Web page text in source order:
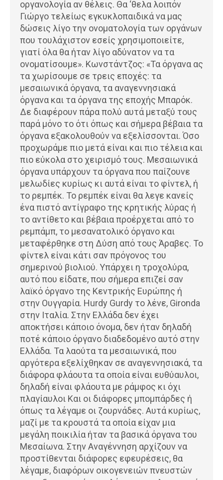
οργανολογία αν θέλεις. Θα ‘θελα λοιπόν
Γιώργο τελείως εγκυκλοπαιδικά να μας
δώσεις λίγο την ονοματολογία των οργάνων
που τουλάχιστον εσείς χρησιμοποιείτε,
γιατί όλα θα ήταν λίγο αδύνατον να τα
ονοματίσουμε». Κωνστάντζος: «Τα όργανα ας
τα χωρίσουμε σε τρεις εποχές: τα
μεσαιωνικά όργανα, τα αναγεννησιακά
όργανα και τα όργανα της εποχής Μπαρόκ.
Δε διαφέρουν πάρα πολύ αυτά μεταξύ τους
παρά μόνο το ότι όπως και σήμερα βέβαια τα
όργανα εξακολουθούν να εξελίσσονται. Όσο
προχωράμε πιο μετά είναι και πιο τέλεια και
πιο εύκολα στο χειρισμό τους. Μεσαιωνικά
όργανα υπάρχουν τα όργανα που παίζουνε
μελωδίες κυρίως κι αυτά είναι το φίντελ, ή
το ρεμπέκ. Το ρεμπέκ είναι θα λεγε κανείς
ένα πιστό αντίγραφο της κρητικής λύρας ή
το αντίθετο και βέβαια προέρχεται από το
ρεμπάμπ, το μεσανατολικό όργανο και
μεταφέρθηκε στη Δύση από τους Άραβες. Το
φίντελ είναι κάτι σαν πρόγονος του
σημερινού βιολιού. Υπάρχει η τροχολύρα,
αυτό που είδατε, που σήμερα επιζεί σαν
λαϊκό όργανο της Κεντρικής Ευρώπης ή
στην Ουγγαρία. Hurdy Gurdy το λένε, Gironda
στην Ιταλία. Στην Ελλάδα δεν έχει
αποκτήσει κάποιο όνομα, δεν ήταν δηλαδή
ποτέ κάποιο όργανο διαδεδομένο αυτό στην
Ελλάδα. Τα λαούτα τα μεσαιωνικά, που
αργότερα εξελίχθηκαν σε αναγεννησιακά, τα
διάφορα φλάουτα τα οποία είναι ευθύαυλοι,
δηλαδή είναι φλάουτα με ράμφος κι όχι
πλαγίαυλοι Και οι διάφορες μπομπάρδες ή
όπως τα λέγαμε οι ζουρνάδες. Αυτά κυρίως,
μαζί με τα κρουστά τα οποία είχαν μια
μεγάλη ποικιλία ήταν τα βασικά όργανα του
Μεσαίωνα. Στην Αναγέννηση αρχίζουν να
προστίθενται διάφορες εφευρέσεις, θα
λέγαμε, διαφόρων οικογενειών πνευστών